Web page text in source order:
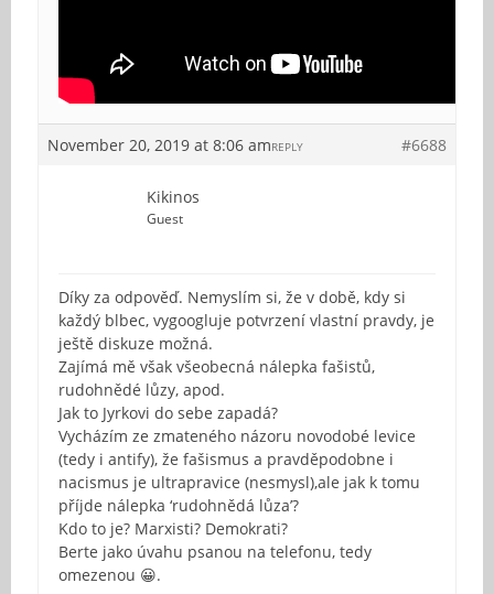
November 20, 2019 at 8:06 am #6688
REPLY
Kikinos
Guest
Díky za odpověď. Nemyslím si, že v době, kdy si
každý blbec, vygoogluje potvrzení vlastní pravdy, je
ještě diskuze možná.
Zajímá mě však všeobecná nálepka fašistů,
rudohnědé lůzy, apod.
Jak to Jyrkovi do sebe zapadá?
Vycházím ze zmateného názoru novodobé levice
(tedy i antify), že fašismus a pravděpodobne i
nacismus je ultrapravice (nesmysl),ale jak k tomu
příjde nálepka ‘rudohnědá lůza’?
Kdo to je? Marxisti? Demokrati?
Berte jako úvahu psanou na telefonu, tedy
omezenou 😀.